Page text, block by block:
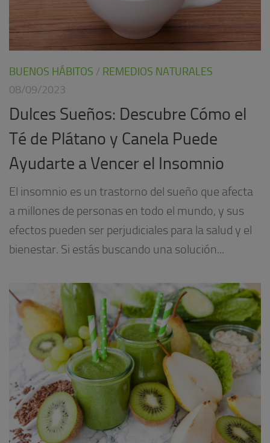
BUENOS HÁBITOS / REMEDIOS NATURALES
08/09/2023
Dulces Sueños: Descubre Cómo el
Té de Plátano y Canela Puede
Ayudarte a Vencer el Insomnio
El insomnio es un trastorno del sueño que afecta
a millones de personas en todo el mundo, y sus
efectos pueden ser perjudiciales para la salud y el
bienestar. Si estás buscando una solución...